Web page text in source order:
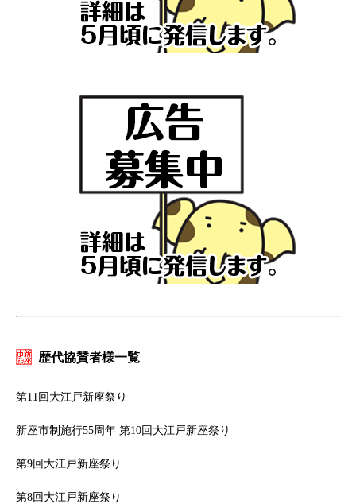
歴代協賛者様一覧
第11回大江戸新座祭り
新座市制施行55周年 第10回大江戸新座祭り
第9回大江戸新座祭り
第8回大江戸新座祭り